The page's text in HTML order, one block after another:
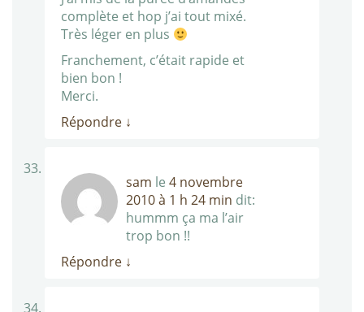
complète et hop j’ai tout mixé.
Très léger en plus
Franchement, c’était rapide et
bien bon !
Merci.
Répondre ↓
sam le 4 novembre
2010 à 1 h 24 min dit:
hummm ça ma l’air
trop bon !!
Répondre ↓